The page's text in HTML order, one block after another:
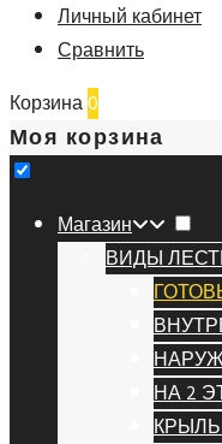
Личный кабинет
Сравнить
Корзина0
Моя корзина
Магазин
ВИДЫ
НА 2